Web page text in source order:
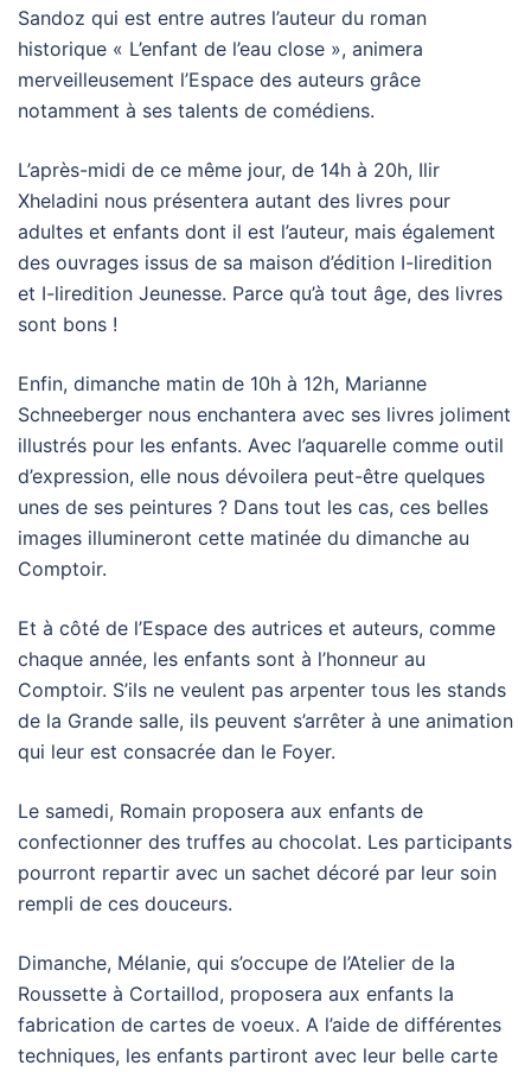
Sandoz qui est entre autres l’auteur du roman
historique « L’enfant de l’eau close », animera
merveilleusement l’Espace des auteurs grâce
notamment à ses talents de comédiens.
L’après-midi de ce même jour, de 14h à 20h, Ilir
Xheladini nous présentera autant des livres pour
adultes et enfants dont il est l’auteur, mais également
des ouvrages issus de sa maison d’édition I-liredition
et I-liredition Jeunesse. Parce qu’à tout âge, des livres
sont bons !
Enfin, dimanche matin de 10h à 12h, Marianne
Schneeberger nous enchantera avec ses livres joliment
illustrés pour les enfants. Avec l’aquarelle comme outil
d’expression, elle nous dévoilera peut-être quelques
unes de ses peintures ? Dans tout les cas, ces belles
images illumineront cette matinée du dimanche au
Comptoir.
Et à côté de l’Espace des autrices et auteurs, comme
chaque année, les enfants sont à l’honneur au
Comptoir. S’ils ne veulent pas arpenter tous les stands
de la Grande salle, ils peuvent s’arrêter à une animation
qui leur est consacrée dan le Foyer.
Le samedi, Romain proposera aux enfants de
confectionner des truffes au chocolat. Les participants
pourront repartir avec un sachet décoré par leur soin
rempli de ces douceurs.
Dimanche, Mélanie, qui s’occupe de l’Atelier de la
Roussette à Cortaillod, proposera aux enfants la
fabrication de cartes de voeux. A l’aide de différentes
techniques, les enfants partiront avec leur belle carte